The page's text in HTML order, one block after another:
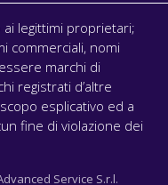
legittimi proprietari;
commerciali, nomi
marchi di
registrati d’altre
esplicativo ed a
fine di violazione dei
Service S.r.l.